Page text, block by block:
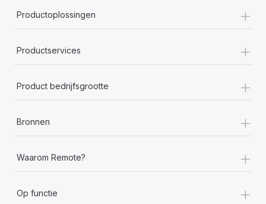
Productoplossingen +
Productservices +
Product bedrijfsgrootte +
Bronnen +
Waarom Remote? +
Op functie +